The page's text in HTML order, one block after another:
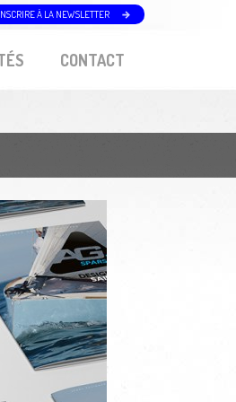
CONTACT
À LA NEWSLETTER